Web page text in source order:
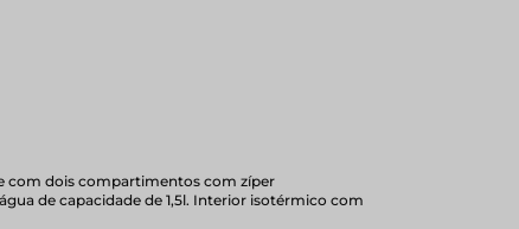
com dois compartimentos com zíper
de capacidade de 1,5l. Interior isotérmico com